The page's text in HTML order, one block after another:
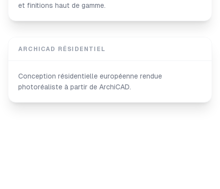
et finitions haut de gamme.
ARCHICAD RÉSIDENTIEL
Conception résidentielle européenne rendue
photoréaliste à partir de ArchiCAD.